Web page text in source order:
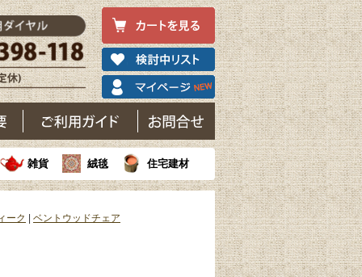
雑貨 絨毯 住宅建材
ーク ベントウッドチェア